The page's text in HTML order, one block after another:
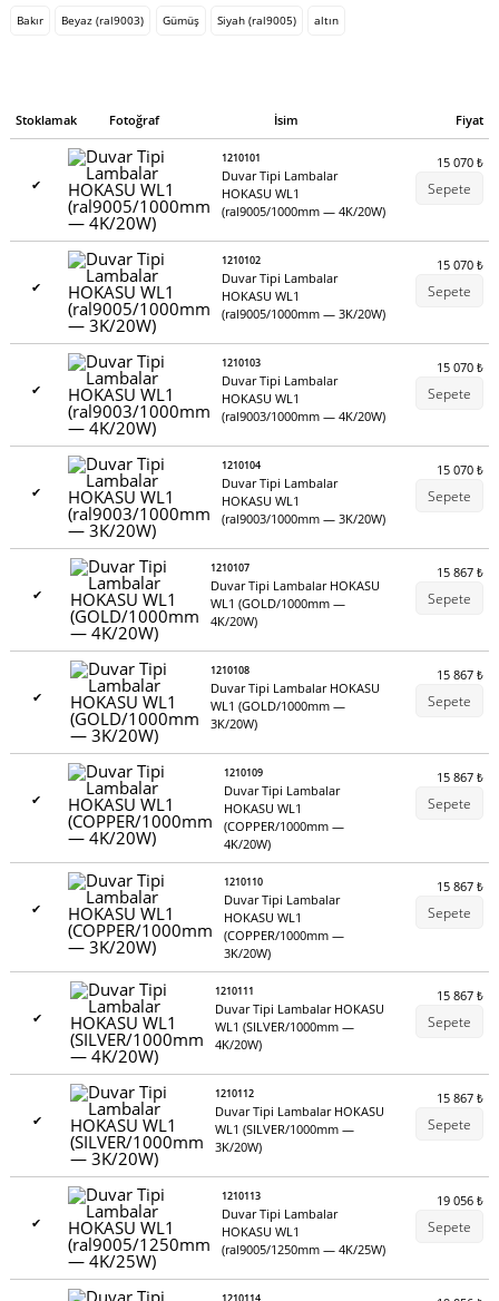
Bakır Beyaz (ral9003) Gümüş Siyah (ral9005) altın
Stoklamak Fotoğraf İsim Fiyat
✔
1210101
Duvar Tipi Lambalar
HOKASU WL1
(ral9005/1000mm — 4K/20W)
15 070₺
Sepete
✔
1210102
Duvar Tipi Lambalar
HOKASU WL1
(ral9005/1000mm — 3K/20W)
15 070₺
Sepete
✔
1210103
Duvar Tipi Lambalar
HOKASU WL1
(ral9003/1000mm — 4K/20W)
15 070₺
Sepete
✔
1210104
Duvar Tipi Lambalar
HOKASU WL1
(ral9003/1000mm — 3K/20W)
15 070₺
Sepete
✔
1210107
Duvar Tipi Lambalar HOKASU
WL1 (GOLD/1000mm —
4K/20W)
15 867₺
Sepete
✔
1210108
Duvar Tipi Lambalar HOKASU
WL1 (GOLD/1000mm —
3K/20W)
15 867₺
Sepete
✔
1210109
Duvar Tipi Lambalar
HOKASU WL1
(COPPER/1000mm —
4K/20W)
15 867₺
Sepete
✔
1210110
Duvar Tipi Lambalar
HOKASU WL1
(COPPER/1000mm —
3K/20W)
15 867₺
Sepete
✔
1210111
Duvar Tipi Lambalar HOKASU
WL1 (SILVER/1000mm —
4K/20W)
15 867₺
Sepete
✔
1210112
Duvar Tipi Lambalar HOKASU
WL1 (SILVER/1000mm —
3K/20W)
15 867₺
Sepete
✔
1210113
Duvar Tipi Lambalar
HOKASU WL1
(ral9005/1250mm — 4K/25W)
19 056₺
Sepete